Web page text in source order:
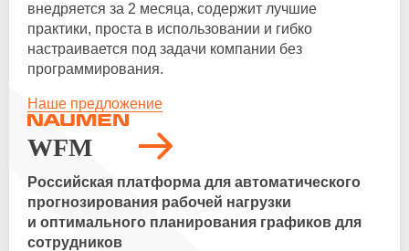
внедряется за 2 месяца, содержит лучшие
практики, проста в использовании и гибко
настраивается под задачи компании без
программирования.
Наше предложение
WFM
Российская платформа для автоматического
прогнозирования рабочей нагрузки
и оптимального планирования графиков для
сотрудников